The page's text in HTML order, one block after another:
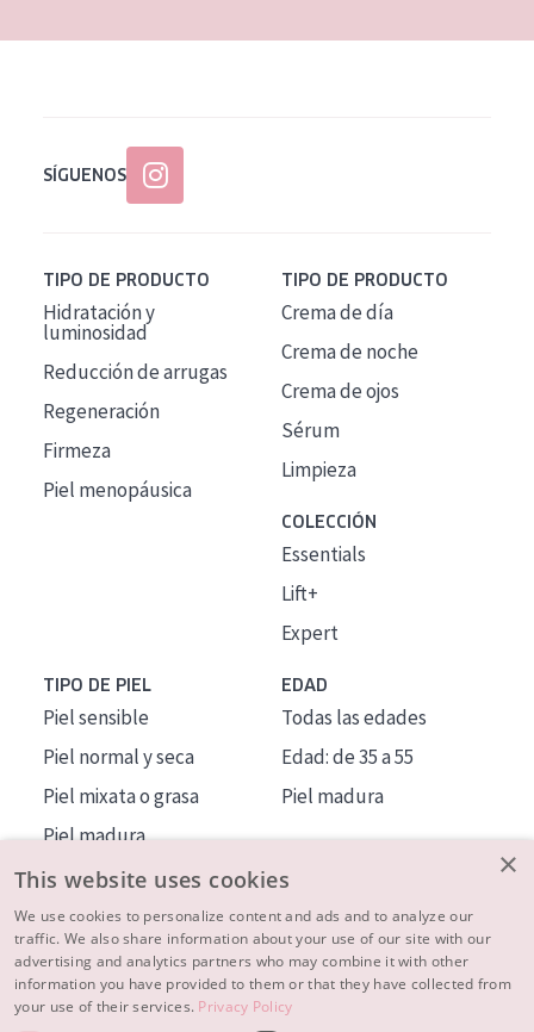
Todas las edades
SÍGUENOS
TIPO DE PRODUCTO
Hidratación y
luminosidad
Reducción de arrugas
Regeneración
Firmeza
Piel menopáusica
TIPO DE PRODUCTO
Crema de día
Crema de noche
Crema de ojos
Sérum
Limpieza
COLECCIÓN
Essentials
Lift+
Expert
TIPO DE PIEL
Piel sensible
Piel normal y seca
Piel mixata o grasa
Piel madura
Piel expuesta al sol
Piel menopáusica
EDAD
Todas las edades
Edad: de 35 a 55
Piel madura
MÁS SOBRE NOSOTROS
INSPIRACIÓN
×
This website uses cookies
We use cookies to personalize content and ads and to analyze our
traffic. We also share information about your use of our site with our
advertising and analytics partners who may combine it with other
information you have provided to them or that they have collected from
your use of their services. Privacy Policy